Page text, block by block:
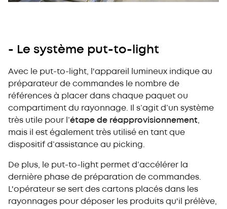
- Le système put-to-light
Avec le put-to-light, l'appareil lumineux indique au
préparateur de commandes le nombre de
références à placer dans chaque paquet ou
compartiment du rayonnage. Il s’agit d’un système
très utile pour l’étape de réapprovisionnement,
mais il est également très utilisé en tant que
dispositif d’assistance au picking.
De plus, le put-to-light permet d’accélérer la
dernière phase de préparation de commandes.
L'opérateur se sert des cartons placés dans les
rayonnages pour déposer les produits qu'il prélève,